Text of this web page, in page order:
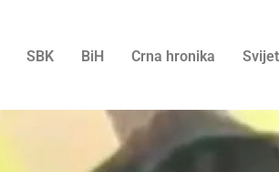
SBK BiH Crna hronika Svijet